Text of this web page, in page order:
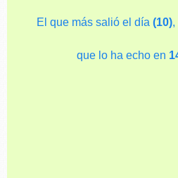
El que más salió el día(10)
que lo ha echo en